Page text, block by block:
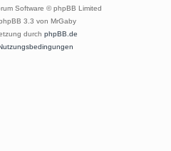
Software © phpBB Limited
3.3 von MrGaby
durch phpBB.de